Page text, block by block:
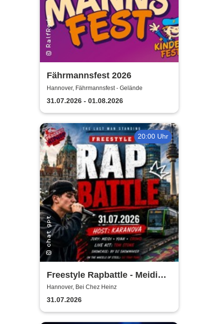
Fährmannsfest 2026
Hannover, Fährmannsfest - Gelände
31.07.2026 - 01.08.2026
20:00 Uhr
Freestyle Rapbattle - Meidi
(DLTLLY) Karanova, Yuah,
Support Tom Stone
Hannover, Bei Chez Heinz
31.07.2026